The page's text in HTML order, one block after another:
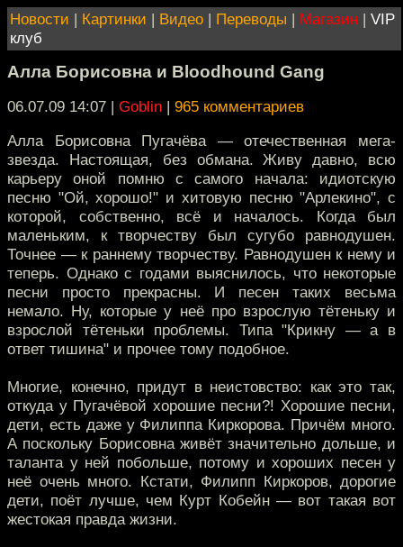
Новости | Картинки | Видео | Переводы | Магазин | VIP
клуб
Алла Борисовна и Bloodhound Gang
06.07.09 14:07 | Goblin | 965 комментариев
Алла Борисовна Пугачёва — отечественная мега-
звезда. Настоящая, без обмана. Живу давно, всю
карьеру оной помню с самого начала: идиотскую
песню "Ой, хорошо!" и хитовую песню "Арлекино", с
которой, собственно, всё и началось. Когда был
маленьким, к творчеству был сугубо равнодушен.
Точнее — к раннему творчеству. Равнодушен к нему и
теперь. Однако с годами выяснилось, что некоторые
песни просто прекрасны. И песен таких весьма
немало. Ну, которые у неё про взрослую тётеньку и
взрослой тётеньки проблемы. Типа "Крикну — а в
ответ тишина" и прочее тому подобное.
Многие, конечно, придут в неистовство: как это так,
откуда у Пугачёвой хорошие песни?! Хорошие песни,
дети, есть даже у Филиппа Киркорова. Причём много.
А поскольку Борисовна живёт значительно дольше, и
таланта у ней побольше, потому и хороших песен у
неё очень много. Кстати, Филипп Киркоров, дорогие
дети, поёт лучше, чем Курт Кобейн — вот такая вот
жестокая правда жизни.